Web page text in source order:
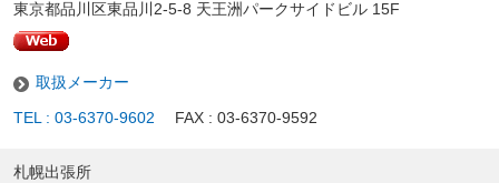
東京都品川区東品川2-5-8 天王洲パークサイドビル 15F
取扱メーカー
TEL : 03-6370-9602 FAX : 03-6370-9592
札幌出張所